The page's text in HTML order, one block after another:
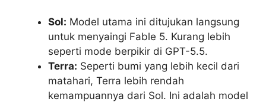
Sol: Model utama ini ditujukan langsung
untuk menyaingi Fable 5. Kurang lebih
seperti mode berpikir di GPT-5.5.
Terra: Seperti bumi yang lebih kecil dari
matahari, Terra lebih rendah
kemampuannya dari Sol. Ini adalah model